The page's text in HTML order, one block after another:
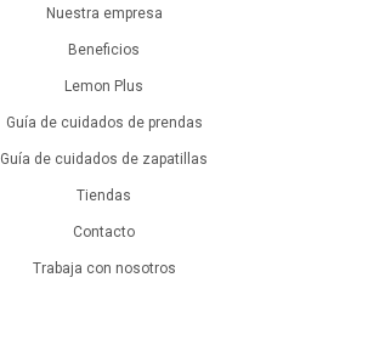
Nuestra empresa
Beneficios
Lemon Plus
Guía de cuidados de prendas
Guía de cuidados de zapatillas
Tiendas
Contacto
Trabaja con nosotros